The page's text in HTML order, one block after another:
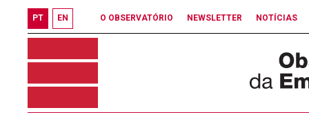
PT EN O OBSERVATÓRIO NEWSLETTER NOTÍCIAS